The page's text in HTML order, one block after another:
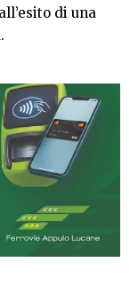
di una